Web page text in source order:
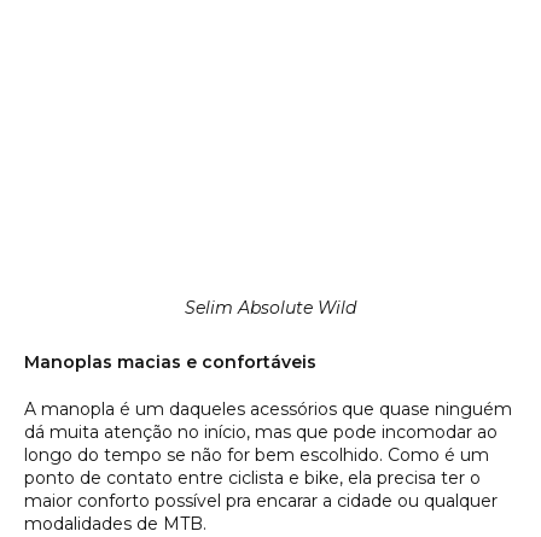
Selim Absolute Wild
Manoplas macias e confortáveis
A manopla é um daqueles acessórios que quase ninguém
dá muita atenção no início, mas que pode incomodar ao
longo do tempo se não for bem escolhido. Como é um
ponto de contato entre ciclista e bike, ela precisa ter o
maior conforto possível pra encarar a cidade ou qualquer
modalidades de MTB.